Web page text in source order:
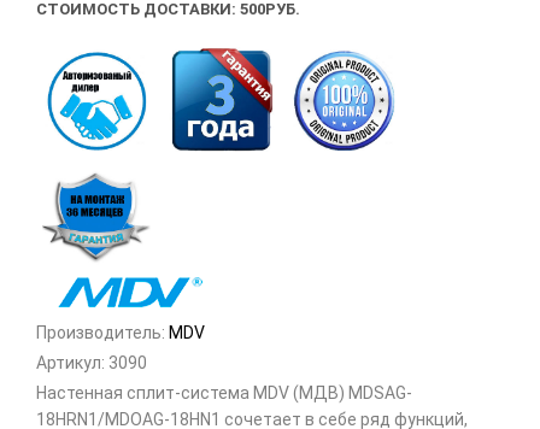
СТОИМОСТЬ ДОСТАВКИ: 500РУБ.
Производитель: MDV
Артикул: 3090
Настенная сплит-система MDV (МДВ) MDSAG-
18HRN1/MDOAG-18HN1 сочетает в себе ряд функций,